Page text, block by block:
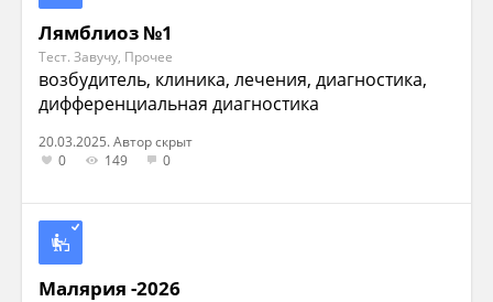
Лямблиоз №1
Тест. Завучу, Прочее
возбудитель, клиника, лечения, диагностика,
дифференциальная диагностика
20.03.2025. Автор скрыт
0
149 0
Малярия -2026